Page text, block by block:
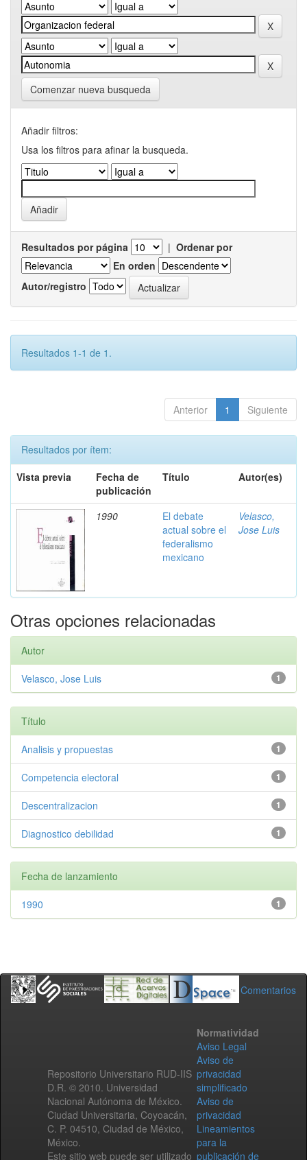
Comenzar nueva busqueda
Añadir filtros:
Usa los filtros para afinar la busqueda.
Resultados por página | Ordenar por
En orden
Autor/registro
Resultados 1-1 de 1.
Anterior 1 Siguiente
Resultados por ítem:
Vista previa
Fecha de
publicación
Título Autor(es)
1990
El debate
actual sobre el
federalismo
mexicano
Velasco,
Jose Luis
Otras opciones relacionadas
Autor
1
Velasco, Jose Luis
Título
1
Analisis y propuestas
1
Competencia electoral
1
Descentralizacion
1
Diagnostico debilidad
Fecha de lanzamiento
1
1990
Comentarios
Repositorio Universitario RUD-IIS
D.R. © 2010. Universidad
Nacional Autónoma de México.
Ciudad Universitaria, Coyoacán,
C. P. 04510, Ciudad de México,
México.
Este sitio web puede ser utilizado
Normatividad
Aviso Legal
Aviso de
privacidad
simplificado
Aviso de
privacidad
Lineamientos
para la
publicación de